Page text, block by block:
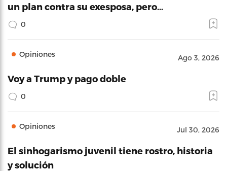
un plan contra su exesposa, pero…
0
Opiniones Ago 3, 2026
Voy a Trump y pago doble
0
Opiniones Jul 30, 2026
El sinhogarismo juvenil tiene rostro, historia
y solución